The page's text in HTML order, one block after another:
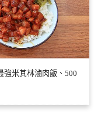
強米其林滷肉飯、500